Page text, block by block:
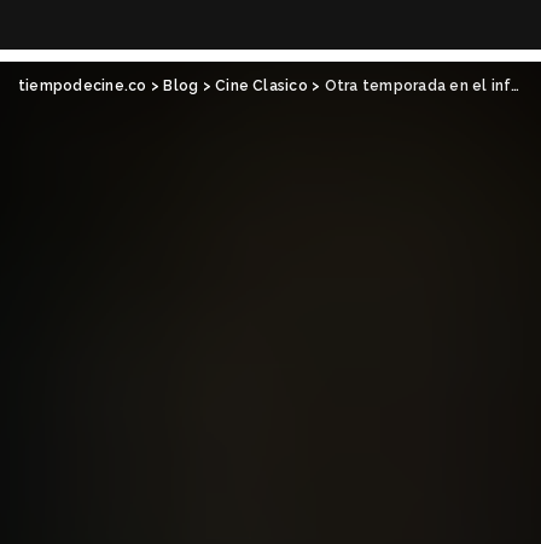
tiempodecine.co > Blog >Cine Clasico > Otra temporada en el infierno: Apocalypse Now, de Francis Ford Coppola